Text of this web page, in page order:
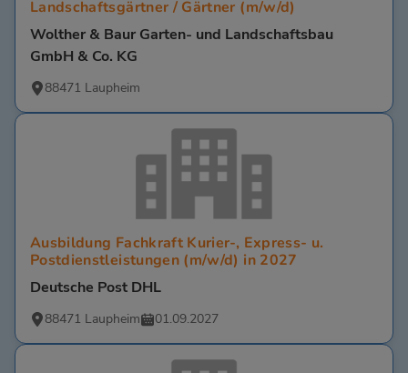
Landschaftsgärtner / Gärtner (m/w/d)
Wolther & Baur Garten- und Landschaftsbau
GmbH & Co. KG
88471 Laupheim
Ausbildung Fachkraft Kurier-, Express- u.
Postdienstleistungen (m/w/d) in 2027
Deutsche Post DHL
88471 Laupheim 01.09.2027